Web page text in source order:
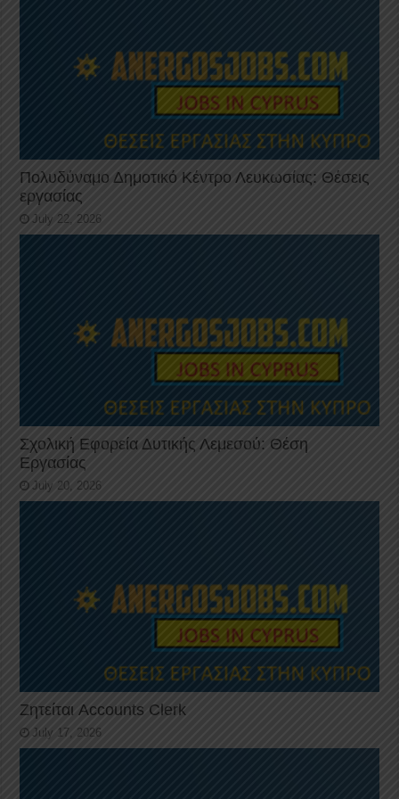
Πολυδύναμο Δημοτικό Κέντρο Λευκωσίας: Θέσεις
εργασίας
July 22, 2026
Σχολική Εφορεία Δυτικής Λεμεσού: Θέση
Εργασίας
July 20, 2026
Ζητείται Accounts Clerk
July 17, 2026